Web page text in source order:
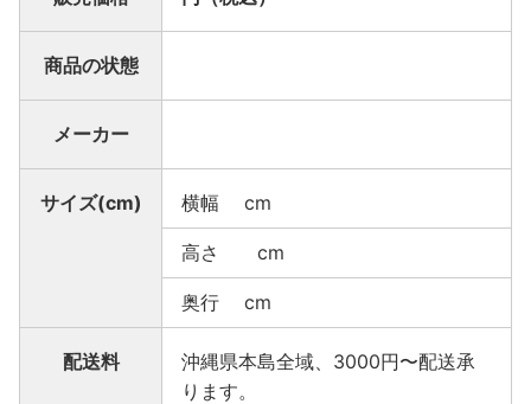
商品の状態
メーカー
サイズ(cm) 横幅 cm
高さ cm
奥行 cm
配送料
沖縄県本島全域、3000円〜配送承
ります。